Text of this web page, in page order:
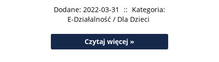
Dodane: 2022-03-31
:: Kategoria:
E-Działalność / Dla Dzieci
Czytaj więcej »